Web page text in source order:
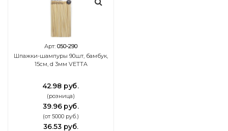
Арт: 050-290
Шпажки-шампуры 90шт, бамбук,
15см, d 3мм VETTA
42.98 руб.
(розница)
39.96 руб.
(от 5000 руб.)
36.53 руб.